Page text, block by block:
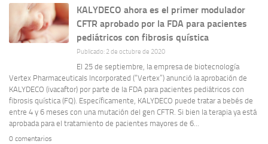
KALYDECO ahora es el primer modulador
CFTR aprobado por la FDA para pacientes
pediátricos con fibrosis quística
Publicado: 2 de octubre de 2020
El 25 de septiembre, la empresa de biotecnología
Vertex Pharmaceuticals Incorporated (“Vertex”) anunció la aprobación de
KALYDECO (ivacaftor) por parte de la FDA para pacientes pediátricos con
fibrosis quística (FQ). Específicamente, KALYDECO puede tratar a bebés de
entre 4 y 6 meses con una mutación del gen CFTR. Si bien la terapia ya está
aprobada para el tratamiento de pacientes mayores de 6...
0 comentarios